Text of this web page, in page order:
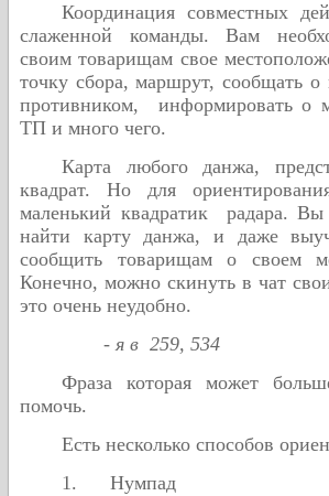
Координация совместных
слаженной команды. Вам
своим товарищам свое
точку сбора, маршрут, сообщать о
противником, информировать о
ТП и много чего.
Карта любого данжа,
квадрат. Но для
маленький квадратик радара.
найти карту данжа, и даже
сообщить товарищам о своем
Конечно, можно скинуть в чат
это очень неудобно.
-я в 259, 534
Фраза которая может
помочь.
Есть несколько способов
1.
Нумпад